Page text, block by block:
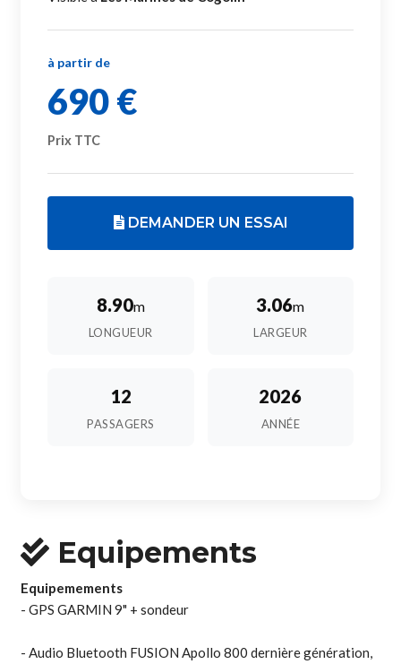
à partir de
690 €
Prix TTC
DEMANDER UN ESSAI
8.90m
LONGUEUR
3.06m
LARGEUR
12
PASSAGERS
2026
ANNÉE
Equipements
Equipemements
- GPS GARMIN 9" + sondeur
- Audio Bluetooth FUSION Apollo 800 dernière génération,